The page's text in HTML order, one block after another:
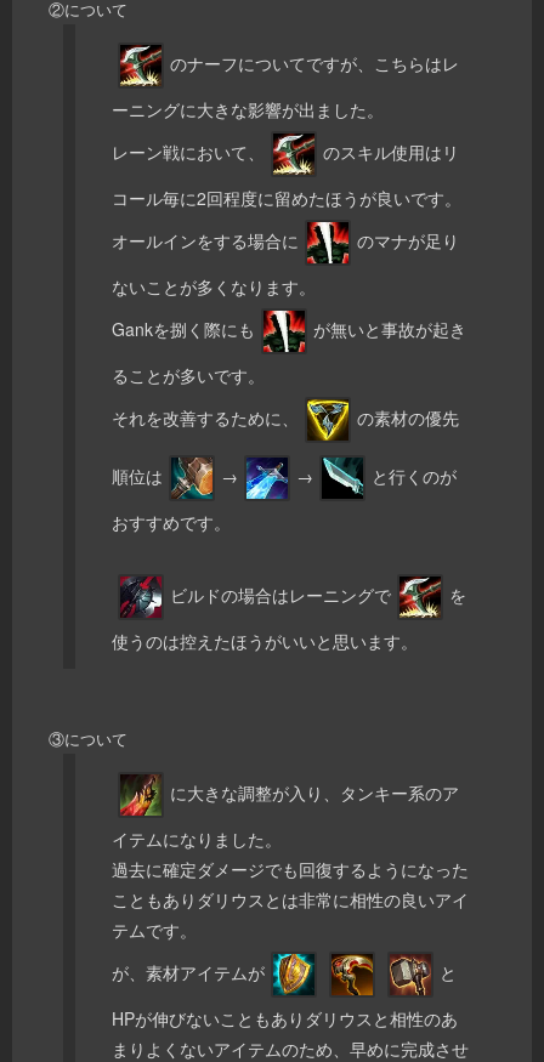
②について
のナーフについてですが、こちらはレ
ーニングに大きな影響が出ました。
レーン戦において、
のスキル使用はリ
コール毎に2回程度に留めたほうが良いです。
オールインをする場合に
のマナが足り
ないことが多くなります。
Gankを捌く際にも
が無いと事故が起き
ることが多いです。
それを改善するために、
の素材の優先
順位は → →
と行くのが
おすすめです。
ビルドの場合はレーニングで
を
使うのは控えたほうがいいと思います。
③について
に大きな調整が入り、タンキー系のア
イテムになりました。
過去に確定ダメージでも回復するようになった
こともありダリウスとは非常に相性の良いアイ
テムです。
が、素材アイテムが
と
HPが伸びないこともありダリウスと相性のあ
まりよくないアイテムのため、早めに完成させ